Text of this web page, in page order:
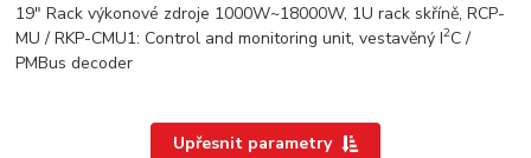
19" Rack výkonové zdroje 1000W~18000W, 1U rack skříně, RCP-
MU / RKP-CMU1: Control and monitoring unit, vestavěný I2C /
PMBus decoder
Upřesnit parametry